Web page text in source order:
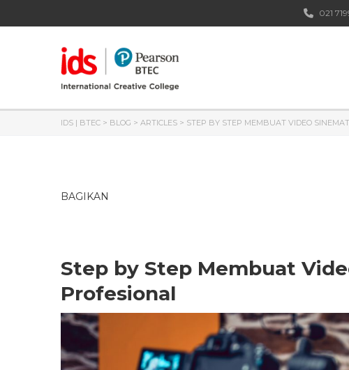
021
IDS | BTEC > BLOG > ARTICLES > STEP BY STEP MEMBUAT VIDEO
BAGIKAN
Step by Step Membuat
Profesional